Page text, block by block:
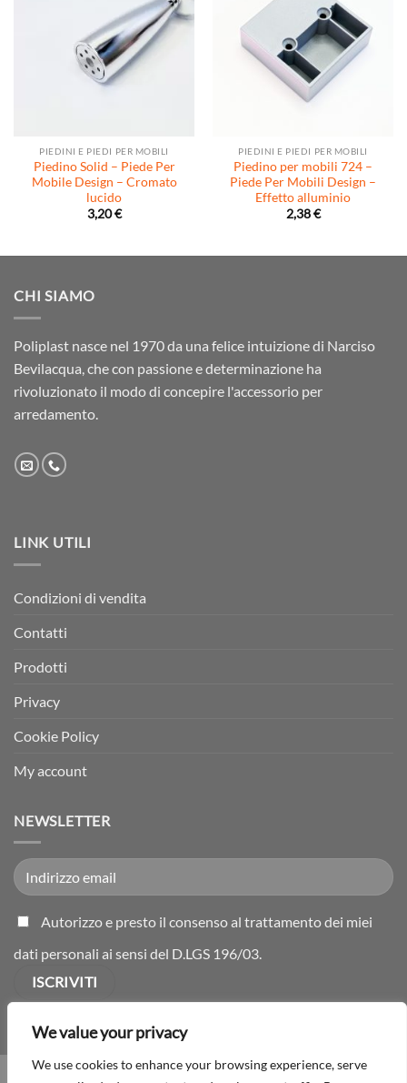
We value your privacy
We use cookies to enhance your browsing experience, serve
PIEDINI E PIEDI PER MOBILI
Piedino Solid – Piede Per
Mobile Design – Cromato
lucido
3,20€
PIEDINI E PIEDI PER MOBILI
Piedino per mobili 724 –
Piede Per Mobili Design –
Effetto alluminio
2,38€
CHI SIAMO
Poliplast nasce nel 1970 da una felice intuizione di Narciso
Bevilacqua, che con passione e determinazione ha
rivoluzionato il modo di concepire l'accessorio per
arredamento.
LINK UTILI
Condizioni di vendita
Contatti
Prodotti
Privacy
Cookie Policy
My account
NEWSLETTER
Autorizzo e presto il consenso al trattamento dei miei
dati personali ai sensi del D.LGS 196/03.
CONTATTI PRODOTTI
PRIVACY